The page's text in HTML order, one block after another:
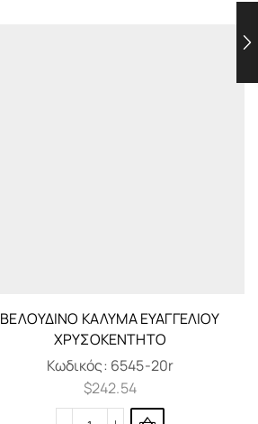
ΒΕΛΟΎΔΙΝΟ ΚΆΛΥΜΑ ΕΥΑΓΓΕΛΊΟΥ
ΧΡΥΣΟΚΈΝΤΗΤΟ
Κωδικός: 6545-20r
$242.54